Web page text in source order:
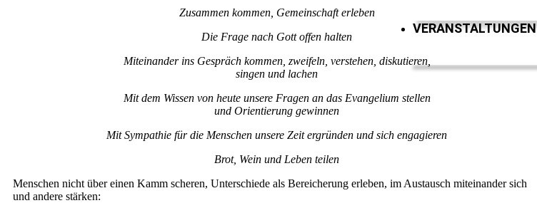
VERANSTALTUNGEN
Zusammen kommen, Gemeinschaft erleben
Die Frage nach Gott offen halten
Miteinander ins Gespräch kommen, zweifeln, verstehen, diskutieren,
singen und lachen
Mit dem Wissen von heute unsere Fragen an das Evangelium stellen
und Orientierung gewinnen
Mit Sympathie für die Menschen unsere Zeit ergründen und sich engagieren
Brot, Wein und Leben teilen
Menschen nicht über einen Kamm scheren, Unterschiede als Bereicherung erleben, im Austausch miteinander sich
und andere stärken: